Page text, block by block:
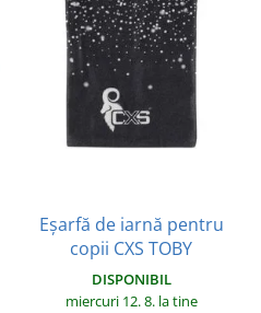
Eșarfă de iarnă pentru
copii CXS TOBY
DISPONIBIL
miercuri 12. 8. la tine